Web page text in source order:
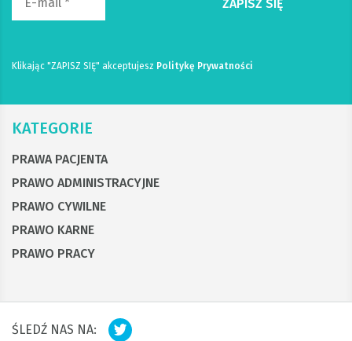
Klikając "ZAPISZ SIĘ" akceptujesz Politykę Prywatności
KATEGORIE
PRAWA PACJENTA
PRAWO ADMINISTRACYJNE
PRAWO CYWILNE
PRAWO KARNE
PRAWO PRACY
ŚLEDŹ NAS NA: